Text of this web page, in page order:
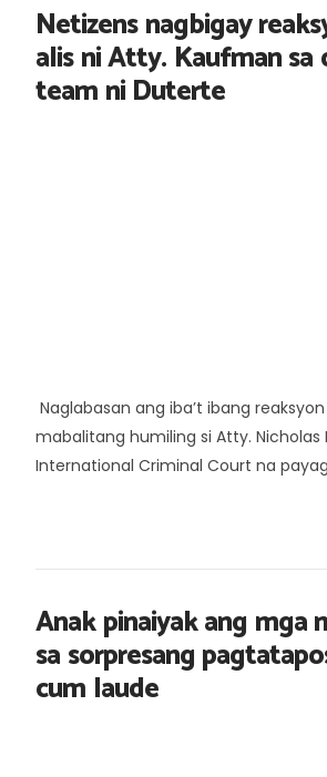
Netizens nagbigay
alis ni Atty. Kaufman sa
team ni Duterte
Naglabasan ang iba’t ibang
mabalitang humiling si Atty. Nicholas
International Criminal Court na
Anak pinaiyak ang mga
sa sorpresang
cum laude